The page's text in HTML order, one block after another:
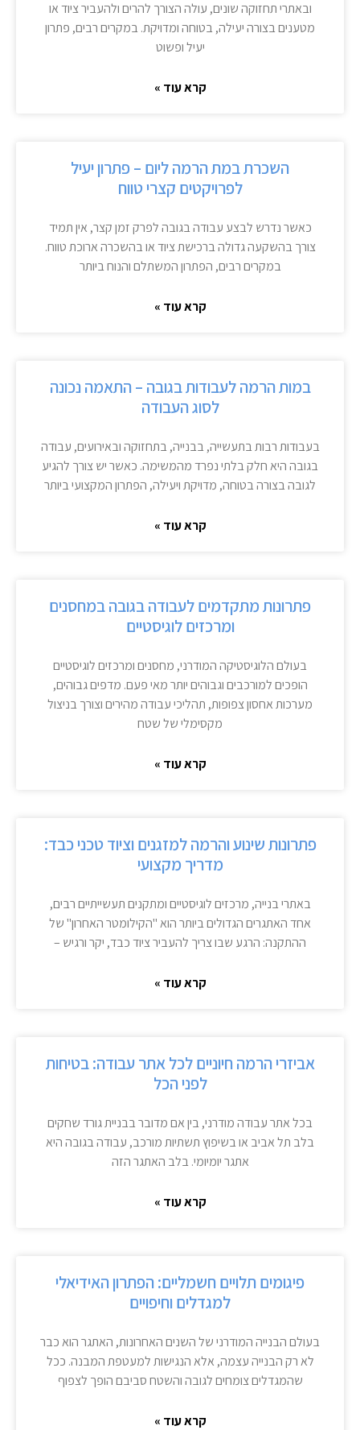
ובאתרי תחזוקה שונים, עולה הצורך להרים ולהעביר ציוד או
מטענים בצורה יעילה, בטוחה ומדויקת. במקרים רבים, פתרון
יעיל ופשוט
קרא עוד »
השכרת במת הרמה ליום – פתרון יעיל
לפרויקטים קצרי טווח
כאשר נדרש לבצע עבודה בגובה לפרק זמן קצר, אין תמיד
צורך בהשקעה גדולה ברכישת ציוד או בהשכרה ארוכת טווח.
במקרים רבים, הפתרון המשתלם והנוח ביותר
קרא עוד »
במות הרמה לעבודות בגובה – התאמה נכונה
לסוג העבודה
בעבודות רבות בתעשייה, בבנייה, בתחזוקה ובאירועים, עבודה
בגובה היא חלק בלתי נפרד מהמשימה. כאשר יש צורך להגיע
לגובה בצורה בטוחה, מדויקת ויעילה, הפתרון המקצועי ביותר
קרא עוד »
פתרונות מתקדמים לעבודה בגובה במחסנים
ומרכזים לוגיסטיים
בעולם הלוגיסטיקה המודרני, מחסנים ומרכזים לוגיסטיים
הופכים למורכבים וגבוהים יותר מאי פעם. מדפים גבוהים,
מערכות אחסון צפופות, תהליכי עבודה מהירים וצורך בניצול
מקסימלי של שטח
קרא עוד »
פתרונות שינוע והרמה למזגנים וציוד טכני כבד:
מדריך מקצועי
באתרי בנייה, מרכזים לוגיסטיים ומתקנים תעשייתיים רבים,
אחד האתגרים הגדולים ביותר הוא "הקילומטר האחרון" של
ההתקנה: הרגע שבו צריך להעביר ציוד כבד, יקר ורגיש –
קרא עוד »
אביזרי הרמה חיוניים לכל אתר עבודה: בטיחות
לפני הכל
בכל אתר עבודה מודרני, בין אם מדובר בבניית גורד שחקים
בלב תל אביב או בשיפוץ תשתיות מורכב, עבודה בגובה היא
אתגר יומיומי. בלב האתגר הזה
קרא עוד »
פיגומים תלויים חשמליים: הפתרון האידיאלי
למגדלים וחיפויים
בעולם הבנייה המודרני של השנים האחרונות, האתגר הוא כבר
לא רק הבנייה עצמה, אלא הנגישות למעטפת המבנה. ככל
שהמגדלים צומחים לגובה והשטח סביבם הופך לצפוף
קרא עוד »